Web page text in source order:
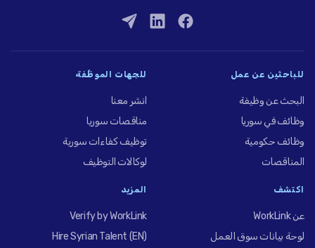
للباحثين عن عمل
البحث عن وظيفة
وظائف في سوريا
وظائف حكومية
المناقصات
للجهات الموظِّفة
انشر معنا
مناقصات سوريا
توظيف كفاءات سورية
لوكالات التوظيف
اكتشف
عن WorkLink
لوحة بيانات سوق العمل
المزيد
Verify by WorkLink
Hire Syrian Talent (EN)